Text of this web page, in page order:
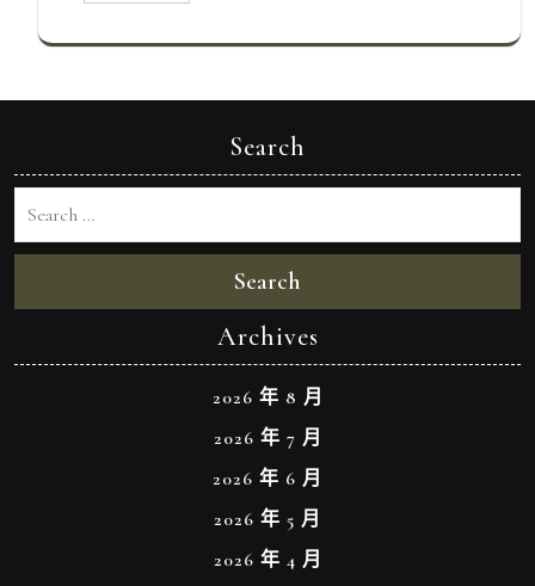
Search
Search
Archives
2026 年 8 月
2026 年 7 月
2026 年 6 月
2026 年 5 月
2026 年 4 月